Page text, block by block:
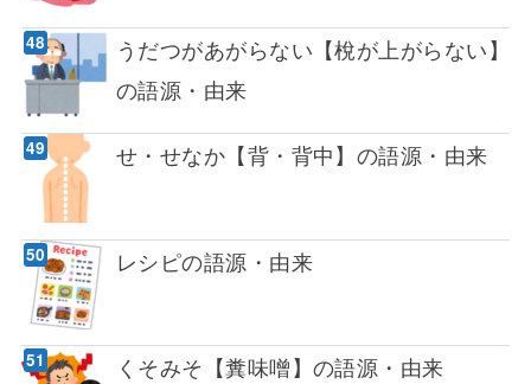
うだつがあがらない【梲が上がらない】
の語源・由来
せ・せなか【背・背中】の語源・由来
レシピの語源・由来
くそみそ【糞味噌】の語源・由来